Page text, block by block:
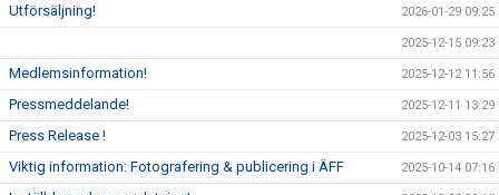
Utförsäljning! 2026-01-29 09:25
2025-12-15 09:23
Medlemsinformation! 2025-12-12 11:56
Pressmeddelande! 2025-12-11 13:29
Press Release ! 2025-12-03 15:27
Viktig information: Fotografering & publicering i ÄFF 2025-10-14 07:16